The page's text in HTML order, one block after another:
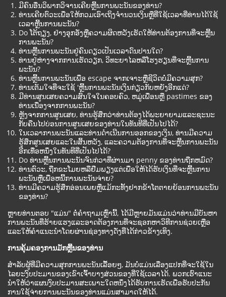
ມີຄົນອື່ນວິພາກວິຈານເຄີຍຫຼີ້ນການພະນັນຂອງທ່ານ?
ທ່ານເຄີຍຕົວະເພື່ອໃຫ້ກວມເອົາເຖິງຈໍານວນເງິນຫຼືທີ່ໃຊ້ເວລາທີ່ທ່ານໄດ້ໃຊ້
ເວລາຫຼີ້ນການພະນັນ?
Do ໂຕ້ຖຽງ, ຢ່າງອຸກອັ່ງຫຼືຄວາມຜິດຫວັງເຮັດໃຫ້ທ່ານຕ້ອງການທີ່ຈະຫຼີ້ນ
ການພະນັນ?
ທ່ານຫຼີ້ນການພະນັນຢູ່ຄົນດຽວເປັນເວລາດົນປານໃດ?
ທ່ານຢູ່ຫ່າງຈາກການເຮັດວຽກ, ວິທະຍາໄລຫລືໂຮງຮຽນທີ່ຈະຫຼີ້ນການ
ພະນັນ?
ທ່ານຫຼີ້ນການພະນັນເພື່ອ escape ຈາກເຈາະຫຼືຊີວິດບໍ່ມີຄວາມສຸກ?
ທ່ານເຕັມໃຈທີ່ຈະໃຊ້ 'ຫຼີ້ນການພະນັນເງິນກ່ຽວກັບຫຍັງອີກແດ່?
ມີທ່ານສູນເສຍຄວາມສົນໃຈໃນຄອບຄົວ, ຫມູ່ເພື່ອນຫຼື pastimes ຂອງ
ທ່ານເນື່ອງຈາກການພະນັນ?
ຫຼັງຈາກການສູນເສຍ, ທ່ານຮູ້ສຶກວ່າທ່ານຕ້ອງໄດ້ພະຍາຍາມແລະຊະນະ
ກັບຄືນໄປບ່ອນການສູນເສຍຂອງທ່ານໃນທັນທີທີ່ເປັນໄປໄດ້?
ໃນເວລາການພະນັນແລະທ່ານດໍາເນີນການອອກຂອງເງິນ, ທ່ານມີຄວາມ
ຮູ້ສຶກສູນເສຍແລະໃນສິ້ນຫວັງ, ແລະຄວາມຕ້ອງການທີ່ຈະຫຼີ້ນການພະນັນ
ອີກເທື່ອຫນຶ່ງໃນທັນທີທີ່ເປັນໄປໄດ້?
Do ທ່ານຫຼີ້ນການພະນັນຈົນກ່ວາທີ່ຜ່ານມາ penny ຂອງທ່ານຖືກຫມົດ?
ທ່ານຕົວະ, ຖືກຂະໂມຍຫລືຢືມພຽງແຕ່ເພື່ອໃຫ້ໄດ້ຮັບເງິນທີ່ຈະຫຼີ້ນການ
ພະນັນຫຼືເພື່ອຫນີ້ການພະນັນຈ່າຍ?
ທ່ານມີຄວາມຮູ້ສຶກອ່ອນເພຍຫຼືແມ້ກະທັ້ງຢາກຂ້າໂຕຕາຍຍ້ອນການພະນັນ
ຂອງທ່ານ?
ຫຼາຍທ່ານຕອບ "ແມ່ນ" ຕໍ່ຄໍາຖາມເຫຼົ່ານີ້, ໄດ້ມີຫຼາຍມັນແມ່ນວ່າທ່ານມີບັນຫາ
ການພະນັນທີ່ຮ້າຍແຮງແລະອາດຕ້ອງການທີ່ຈະຊອກຫາວິທີການຊ່ວຍເຫຼືອ
ແລະໃຫ້ຄໍາແນະນໍາໂດຍຜ່ານຊ່ອງທາງດັ່ງທີ່ໄດ້ກ່າວຂ້າງເທິງ.
ການຄຸ້ມຄອງການມັກຫຼີ້ນຂອງທ່ານ
ສໍາລັບຜູ້ທີ່ມີຄວາມສຸກການພະນັນເລື້ອຍໆ, ມັນບໍ່ແມ່ນເລື່ອງແປກທີ່ຈະໃຊ້ໃນ
ໄລຍະງົບປະມານຂອງເຂົາເຈົ້າບາງສ່ວນຂອງທີ່ໃຊ້ເວລາໄດ້. ພວກເຮົາແນະ
ນໍາໃຫ້ວ່າແຜນງົບປະມານສະເພາະໃດຫນຶ່ງໄດ້ຮັບການເຮັດເພື່ອຮັບປະກັນ
ການໃຊ້ຈ່າຍການພະນັນຂອງທ່ານແມ່ນສາມາດໃຫ້ໄດ້.